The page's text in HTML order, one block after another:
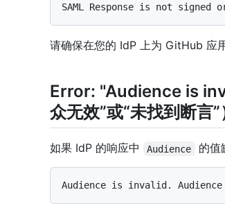
请确保在您的 IdP 上为 GitHub 应
Error: "Audience is
众无效”或“未找到断言”
如果 IdP 的响应中 Audience 的值